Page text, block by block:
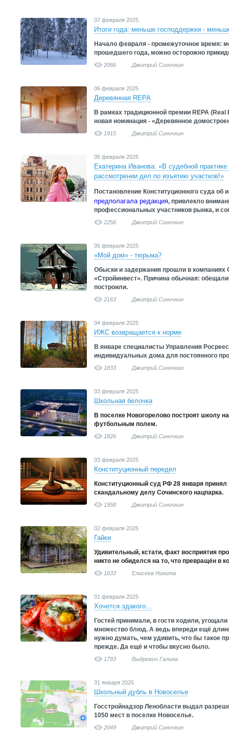
07 февраля 2025
Итоги года: меньше господдержки -
Начало февраля - промежуточное время:
прошедшего года, можно осторожно
2066 Дмитрий Синочкин
06 февраля 2025
Деревянная REPA
В рамках традиционной премии REPA
новая номинация - «Деревянное
1915 Дмитрий Синочкин
05 февраля 2025
Екатерина Иванова: «В судебной
рассмотрении дел по изъятию участков!»
Постановление Конституционного суда об
предполагала редакция, привлекло
профессиональных участников рынка, и
2256 Дмитрий Синочкин
05 февраля 2025
«Мой дом» - тюрьма?
Обыски и задержания прошли в
«Стройинвест». Причина обычная:
построили.
2163 Дмитрий Синочкин
04 февраля 2025
ИЖС возвращается к норме
В январе специалисты Управления
индивидуальных дома для постоянного
1833 Дмитрий Синочкин
03 февраля 2025
Школьная белочка
В поселке Новогорелово построят школу
футбольным полем.
1826 Дмитрий Синочкин
03 февраля 2025
Конституционный передел
Конституционный суд РФ 28 января
скандальному делу Сочинского нацпарка.
1958 Дмитрий Синочкин
02 февраля 2025
Гайки
Удивительный, кстати, факт восприятия
никто не обиделся на то, что превращён в
1633 Елисеев Никита
01 февраля 2025
Хочется эдакого…
Гостей принимали, в гости ходили,
множество блюд. А ведь впереди ещё
нужно думать, чем удивить, что бы такое
прежде. Да ещё и чтобы вкусно было.
1793 Выдревич Галина
31 января 2025
Школьный дубль в Новоселье
Госстройнадзор Ленобласти выдал
1050 мест в поселке Новоселье.
2049 Дмитрий Синочкин